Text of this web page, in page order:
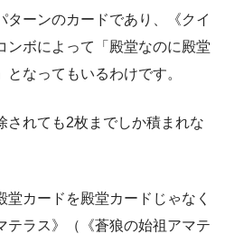
ターンのカードであり、《クイ
ンボによって「殿堂なのに殿堂
なってもいるわけです。
されても2枚までしか積まれな
カードを殿堂カードじゃなく
テラス》（《蒼狼の始祖アマテ